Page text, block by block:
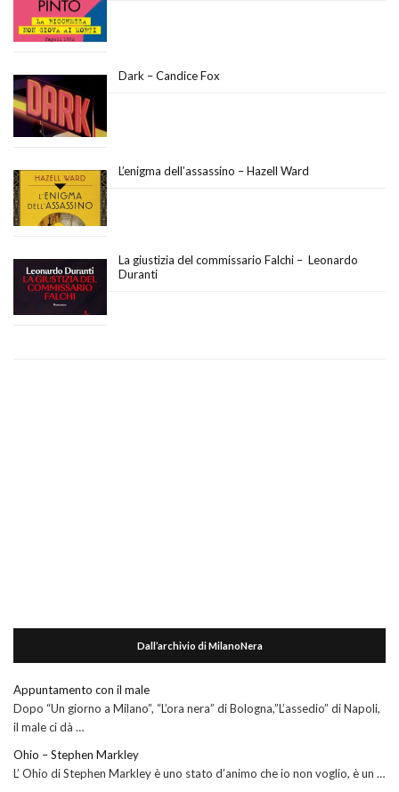
Dark – Candice Fox
L’enigma dell’assassino – Hazell Ward
La giustizia del commissario Falchi – Leonardo
Duranti
Dall’archivio di MilanoNera
Appuntamento con il male
Dopo “Un giorno a Milano”, “L’ora nera” di Bologna,”L’assedio” di Napoli,
il male ci dà …
Ohio – Stephen Markley
L’ Ohio di Stephen Markley è uno stato d’animo che io non voglio, è un …